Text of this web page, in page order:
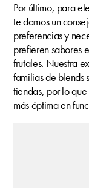
Por último, para
te damos un
preferencias y
prefieren sabores
frutales. Nuestra
familias de blends
tiendas, por lo
más óptima en